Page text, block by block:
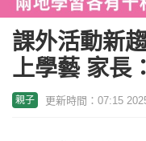
課外活動新
上學藝 家長
親子 更新時間：07:15